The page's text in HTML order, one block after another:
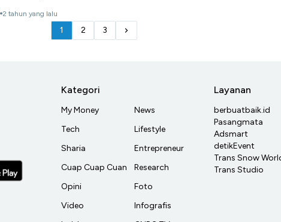
2 tahun yang lalu
1 2 3
Kategori
My Money
Tech
Sharia
Cuap Cuap Cuan
Opini
Video
News
Lifestyle
Entrepreneur
Research
Foto
Infografis
Layanan
berbuatbaik.id
Pasangmata
Adsmart
detikEvent
Trans Snow
Trans Studio